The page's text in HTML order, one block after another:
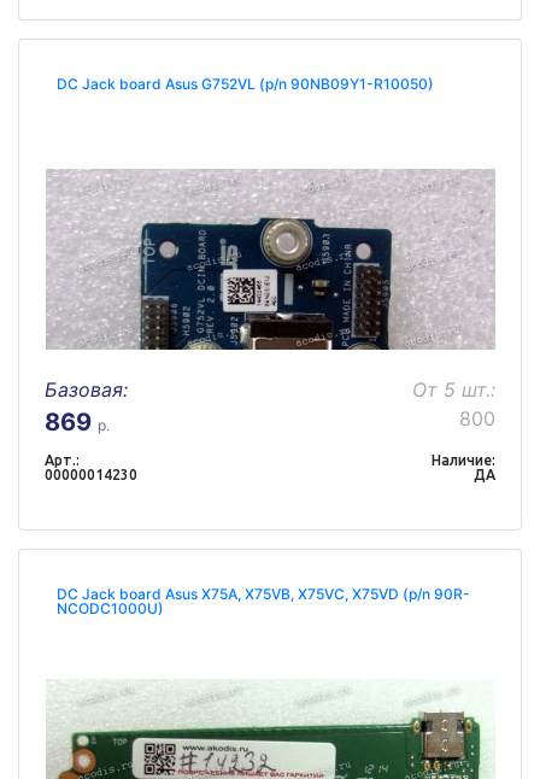
DC Jack board Asus G752VL (p/n 90NB09Y1-R10050)
Базовая:
869 р.
От 5 шт.:
800
Арт.:
00000014230
Наличие:
ДА
DC Jack board Asus X75A, X75VB, X75VC, X75VD (p/n 90R-
NCODC1000U)